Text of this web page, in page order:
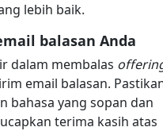
lebih baik.
balasan Anda
dalam membalas
email balasan.
bahasa yang sopan dan
terima kasih atas